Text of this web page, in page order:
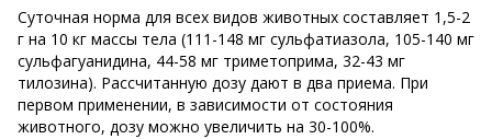
Суточная норма для всех видов животных составляет 1,5-2
г на 10 кг массы тела (111-148 мг сульфатиазола, 105-140 мг
сульфагуанидина, 44-58 мг триметоприма, 32-43 мг
тилозина). Рассчитанную дозу дают в два приема. При
первом применении, в зависимости от состояния
животного, дозу можно увеличить на 30-100%.